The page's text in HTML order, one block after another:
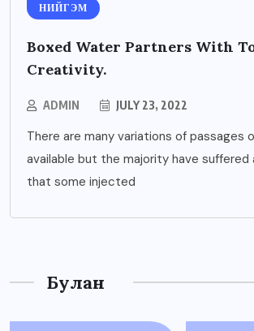
НИЙГЭМ
Boxed Water Partners With
Creativity.
ADMIN JULY 23, 2022
There are many variations of passages
available but the majority have suffered
that some injected
Булан